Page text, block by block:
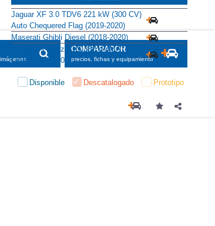
Alternativas
Jaguar XF 3.0 TDV6 221 kW (300 CV)
Auto Chequered Flag (2019-2020)
Maserati Ghibli Diesel (2018-2020)
Mercedes-Benz CLS 350 d 4MATIC
Coupé (2018-2021)